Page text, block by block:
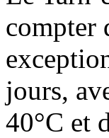
compter
jours,
40°C et